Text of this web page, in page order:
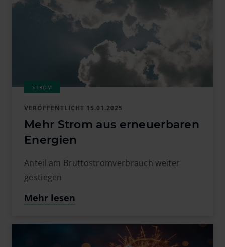
VERÖFFENTLICHT 15.01.2025
Mehr Strom aus erneuerbaren
Energien
Anteil am Bruttostromverbrauch weiter
gestiegen
Mehr lesen